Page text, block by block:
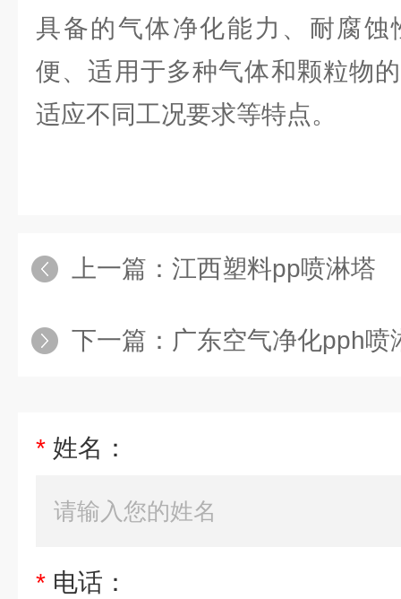
具备的气体净化能力、耐腐蚀
便、适用于多种气体和颗粒物
适应不同工况要求等特点。
上一篇： 江西塑料pp喷淋塔
下一篇： 广东空气净化pph喷
* 姓名：
* 电话：